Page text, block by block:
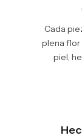
Cada
plena flor
piel,